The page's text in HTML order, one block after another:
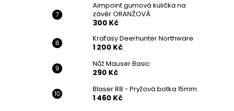
Aimpoint gumová kulička na
závěr ORANŽOVÁ
300 Kč
Kraťasy Deerhunter Northware
1 200 Kč
Nůž Mauser Basic
290 Kč
Blaser R8 - Pryžová botka 15mm
1 460 Kč